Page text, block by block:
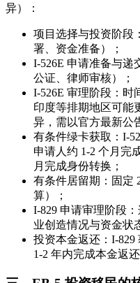
异）：
项目选择与投资阶段
署、资金准备）；
I-526E 申请准备与递
公证、律师审核）；
I-526E 审理阶段：时
印度等排期地区可能
异，需以官方最新公
有条件绿卡获取：I-
申请人约 1-2 个月完
月完成身份转换；
有条件居留期：固定
算）；
I-829 申请审理阶段
业创造情况与资金状
投资本金返还：I-829
1-2 年内完成本金返还